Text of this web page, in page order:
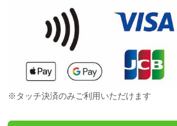
※タッチ決済のみご利用いただけます